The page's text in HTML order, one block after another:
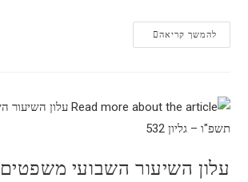
להמשך קריאה
עלון השיעור השבועי